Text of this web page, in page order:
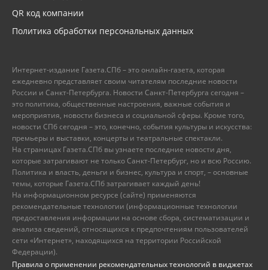
QR код компании
Политика обработки персональных данных
Интернет-издание Газета.СПб – это онлайн-газета, которая
ежедневно представляет своим читателям последние новости
России и Санкт-Петербурга. Новости Санкт-Петербурга сегодня –
это политика, общественные настроения, важные события и
мероприятия, новости бизнеса и социальной сферы. Кроме того,
новости СПб сегодня – это, конечно, события культуры и искусства:
премьеры и выставки, концерты и театральные спектакли.
На страницах Газета.СПб вы узнаете последние новости дня,
которые затрагивают не только Санкт-Петербург, но и всю Россию.
Политика и власть, деньги и бизнес, культура и спорт, – основные
темы, которые Газета.СПб затрагивает каждый день!
На информационном ресурсе (сайте) применяются
рекомендательные технологии (информационные технологии
предоставления информации на основе сбора, систематизации и
анализа сведений, относящихся к предпочтениям пользователей
сети «Интернет», находящихся на территории Российской
Федерации).
Правила о применении рекомендательных технологий в виджетах